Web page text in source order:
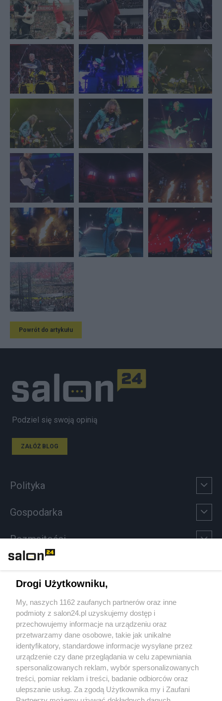
Powrót do artykułu
Podziel się swoją opinią
ZAŁÓŻ BLOG
Polityka
Gospodarka
Rozmaitości
Sport
Społeczeństwo
Kultura
X Facebook Instagram Youtube
Drogi Użytkowniku,
My, naszych 1162 zaufanych partnerów oraz inne
podmioty z salon24.pl uzyskujemy dostęp i
przechowujemy informacje na urządzeniu oraz
przetwarzamy dane osobowe, takie jak unikalne
identyfikatory, standardowe informacje wysyłane przez
urządzenie czy dane przeglądania w celu zapewniania
spersonalizowanych reklam, wybór spersonalizowanych
treści, pomiar reklam i treści, badanie odbiorców oraz
ulepszanie usług. Za zgodą Użytkownika my i Zaufani